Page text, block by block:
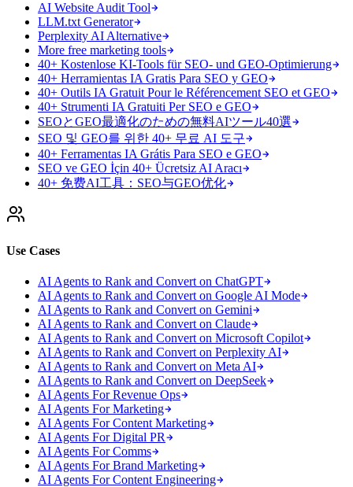
AI Website Audit Tool
LLM.txt Generator
Perplexity AI Alternative
More free marketing tools
40+ Kostenlose KI-Tools für SEO- und GEO-Optimierung
40+ Herramientas IA Gratis Para SEO y GEO
40+ Outils IA Gratuit Pour le Référencement SEO et GEO
40+ Strumenti IA Gratuiti Per SEO e GEO
SEOとGEO最適化のための無料AIツール40選
SEO 및 GEO를 위한 40+ 무료 AI 도구
40+ Ferramentas IA Grátis Para SEO e GEO
SEO ve GEO İçin 40+ Ücretsiz AI Aracı
40+ 免费AI工具：SEO与GEO优化
Use Cases
AI Agents to Rank and Convert on ChatGPT
AI Agents to Rank and Convert on Google AI Mode
AI Agents to Rank and Convert on Gemini
AI Agents to Rank and Convert on Claude
AI Agents to Rank and Convert on Microsoft Copilot
AI Agents to Rank and Convert on Perplexity AI
AI Agents to Rank and Convert on Meta AI
AI Agents to Rank and Convert on DeepSeek
AI Agents For Revenue Ops
AI Agents For Marketing
AI Agents For Content Marketing
AI Agents For Digital PR
AI Agents For Comms
AI Agents For Brand Marketing
AI Agents For Content Engineering